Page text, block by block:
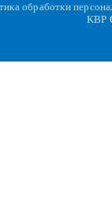
обработки
KBP